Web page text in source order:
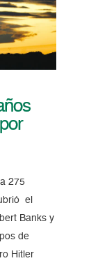
275
el
Banks y
de
Hitler